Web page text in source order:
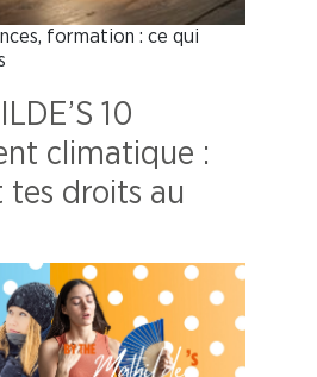
formation : ce qui
10
climatique :
tes droits au